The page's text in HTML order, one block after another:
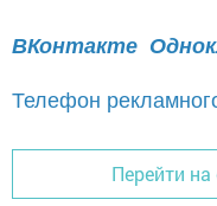
ВКонтакте
Телефон
Перейти